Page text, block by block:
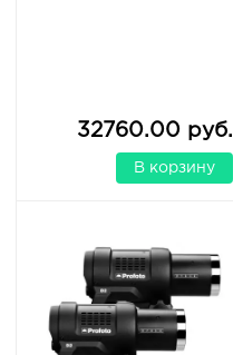
32760.00 руб.
В корзину